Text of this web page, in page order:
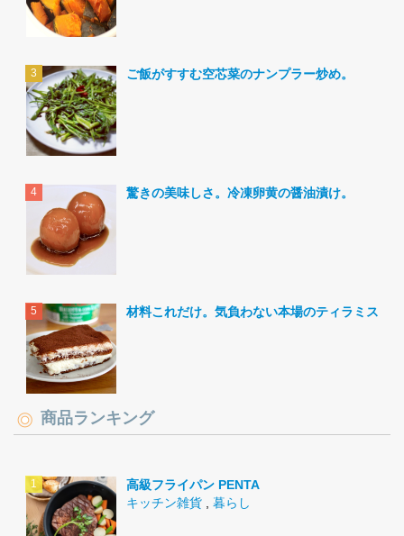
ご飯がすすむ空芯菜のナンプラー炒め。
驚きの美味しさ。冷凍卵黄の醤油漬け。
材料これだけ。気負わない本場のティラミス。
商品ランキング
高級フライパン PENTA
キッチン雑貨
暮らし